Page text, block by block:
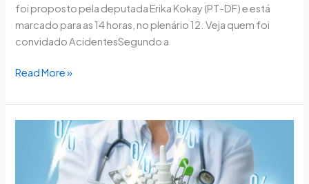
foi proposto pela deputada Erika Kokay (PT-DF) e está
marcado para as 14 horas, no plenário 12. Veja quem foi
convidado AcidentesSegundo a
Read More »
atendimento
farmacêutico